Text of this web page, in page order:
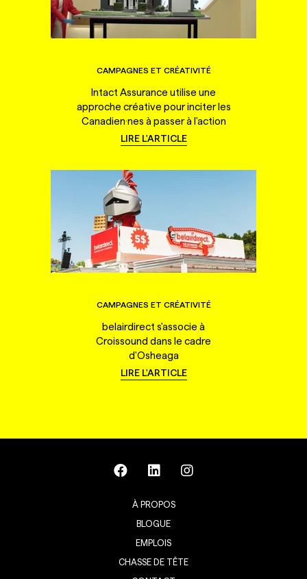
CAMPAGNES ET CRÉATIVITÉ
Intact Assurance utilise une
approche créative pour inciter les
Canadien·nes à passer à l'action
LIRE L'ARTICLE
CAMPAGNES ET CRÉATIVITÉ
belairdirect s'associe à
Croissound dans le cadre
d'Osheaga
LIRE L'ARTICLE
À PROPOS
BLOGUE
EMPLOIS
CHASSE DE TÊTE